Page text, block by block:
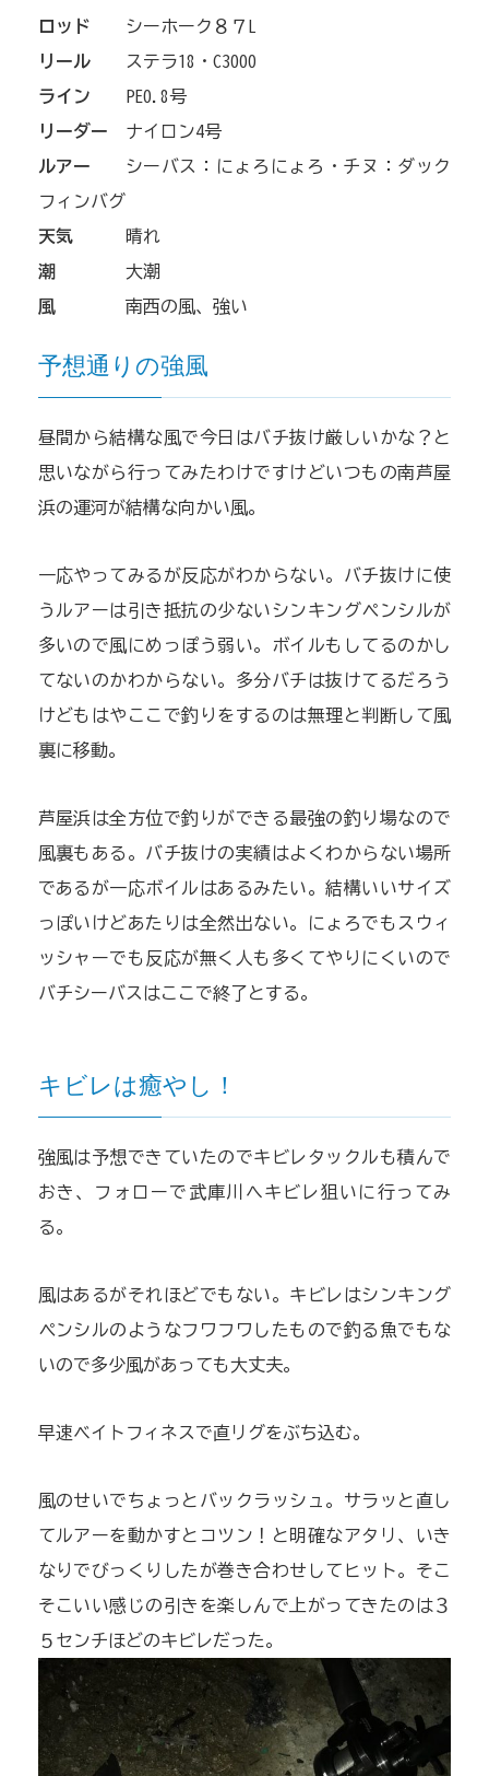
ロッド
シーホーク８７L
リール
ステラ18・C3000
ライン
PE0.8号
リーダー
ナイロン4号
ルアー
シーバス：にょろにょろ・チヌ：ダック
フィンバグ
天気
晴れ
潮
大潮
風
南西の風、強い
予想通りの強風
昼間から結構な風で今日はバチ抜け厳しいかな？と
思いながら行ってみたわけですけどいつもの南芦屋
浜の運河が結構な向かい風。
一応やってみるが反応がわからない。バチ抜けに使
うルアーは引き抵抗の少ないシンキングペンシルが
多いので風にめっぽう弱い。ボイルもしてるのかし
てないのかわからない。多分バチは抜けてるだろう
けどもはやここで釣りをするのは無理と判断して風
裏に移動。
芦屋浜は全方位で釣りができる最強の釣り場なので
風裏もある。バチ抜けの実績はよくわからない場所
であるが一応ボイルはあるみたい。結構いいサイズ
っぽいけどあたりは全然出ない。にょろでもスウィ
ッシャーでも反応が無く人も多くてやりにくいので
バチシーバスはここで終了とする。
キビレは癒やし！
強風は予想できていたのでキビレタックルも積んで
おき、フォローで武庫川へキビレ狙いに行ってみ
る。
風はあるがそれほどでもない。キビレはシンキング
ペンシルのようなフワフワしたもので釣る魚でもな
いので多少風があっても大丈夫。
早速ベイトフィネスで直リグをぶち込む。
風のせいでちょっとバックラッシュ。サラッと直し
てルアーを動かすとコツン！と明確なアタリ、いき
なりでびっくりしたが巻き合わせしてヒット。そこ
そこいい感じの引きを楽しんで上がってきたのは３
５センチほどのキビレだった。